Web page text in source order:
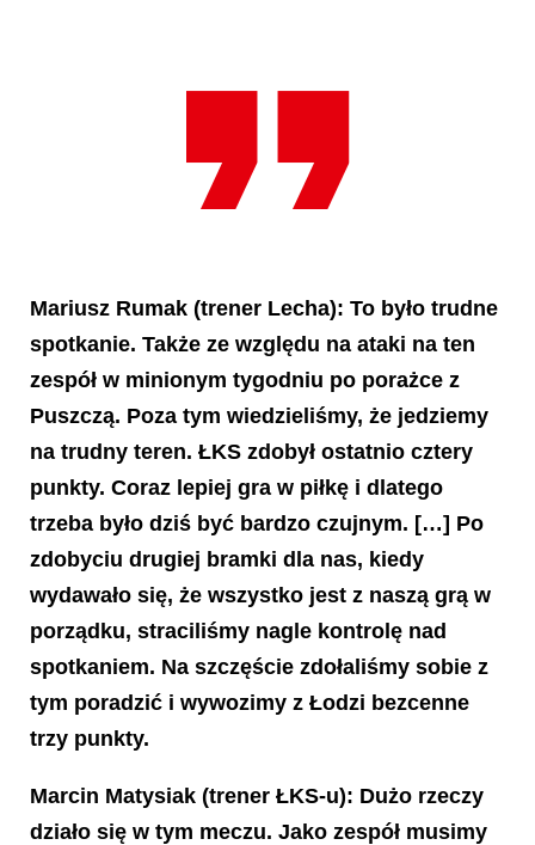
Mariusz Rumak (trener Lecha): To było trudne
spotkanie. Także ze względu na ataki na ten
zespół w minionym tygodniu po porażce z
Puszczą. Poza tym wiedzieliśmy, że jedziemy
na trudny teren. ŁKS zdobył ostatnio cztery
punkty. Coraz lepiej gra w piłkę i dlatego
trzeba było dziś być bardzo czujnym. […] Po
zdobyciu drugiej bramki dla nas, kiedy
wydawało się, że wszystko jest z naszą grą w
porządku, straciliśmy nagle kontrolę nad
spotkaniem. Na szczęście zdołaliśmy sobie z
tym poradzić i wywozimy z Łodzi bezcenne
trzy punkty.
Marcin Matysiak (trener ŁKS-u): Dużo rzeczy
działo się w tym meczu. Jako zespół musimy